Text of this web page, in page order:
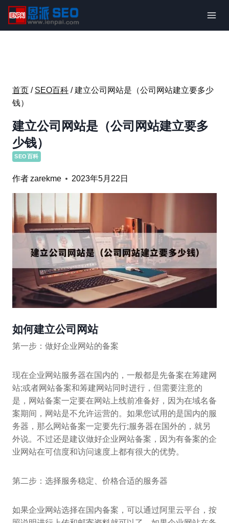
内
首页 / SEO百科 / 建立公司网站是（公司网站建立要多少
钱）
建立公司网站是（公司网站建立要多
少钱）
SEO百科
作者zarekme 2023年5月22日
如何建立公司网站
第一步：做好企业网站的备案
现在企业网站服务器在国内的，一般都是先备案在筹建网
站;或者网站备案和筹建网站同时进行，但需要注意的
是，网站备案一定要在网站上线前准备好，因为在域名备
案期间，网站是不允许运营的。如果您试用的是国内的服
务器，那么网站备案一定要先行;服务器在国外的，就另
外说。不过还是建议做好企业网站备案，因为有备案的企
业网站在可信度和访问速度上都有很大的优势。
第二步：选择服务稳定、价格合适的服务器
如果企业网站选择在国内备案，可以通过阿里云平台，按